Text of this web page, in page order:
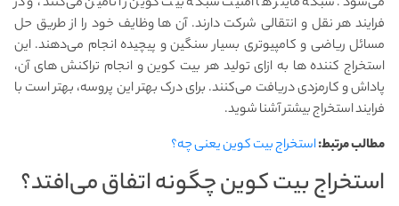
فرایند هر نقل و انتقالی شرکت دارند. آن ها وظایف خود را از طریق حل
مسائل ریاضی و کامپیوتری بسیار سنگین و پیچیده انجام می‌دهند. این
استخراج کننده ها به ازای تولید هر بیت کوین و انجام تراکنش های آن،
پاداش و کارمزدی دریافت می‌کنند. برای درک بهتر این پروسه، بهتر است با
فرایند استخراج بیشتر آشنا شوید.
مطالب مرتبط:استخراج بیت کوین یعنی چه؟
استخراج بیت کوین چگونه اتفاق می‌افتد؟